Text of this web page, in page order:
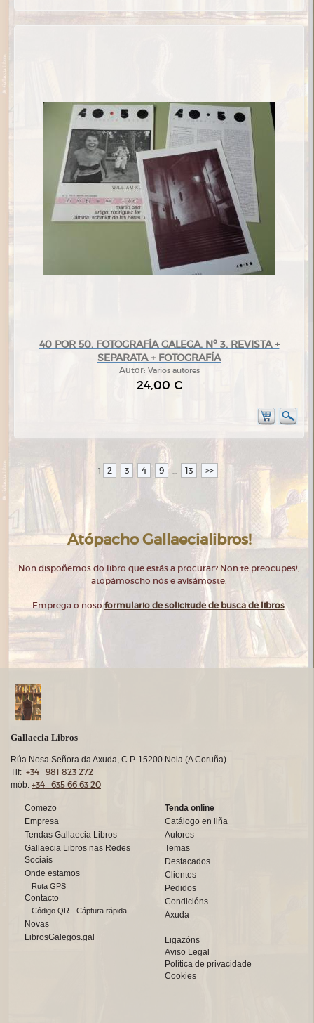
40 POR 50. FOTOGRAFÍA GALEGA. Nº 3. REVISTA +
SEPARATA + FOTOGRAFÍA
Autor: Varios autores
24,00 €
1 2 3 4 9 ... 13 >>
Atópacho Gallaecialibros!
Non dispoñemos do libro que estás a procurar? Non te preocupes!,
atopámoscho nós e avisámoste.
Emprega o nosoformulario de solicitude de busca de libros.
Gallaecia Libros
Rúa Nosa Señora da Axuda, C.P. 15200 Noia (A Coruña)
Tlf: +34 981 823 272
mób: +34 635 66 63 20
Comezo
Empresa
Tendas Gallaecia Libros
Gallaecia Libros nas Redes
Sociais
Onde estamos
Ruta GPS
Contacto
Código QR - Cáptura rápida
Novas
LibrosGalegos.gal
Tenda online
Catálogo en liña
Autores
Temas
Destacados
Clientes
Pedidos
Condicións
Axuda
Ligazóns
Aviso Legal
Política de privacidade
Cookies